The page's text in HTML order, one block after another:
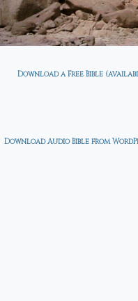
Download a Free Bible
Download Audio Bible from